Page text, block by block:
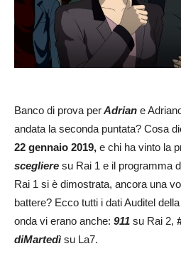
Banco di prova perAdrian e
andata la seconda puntata? Cosa
22 gennaio 2019, e chi ha vinto la
scegliere su Rai 1 e il programma
Rai 1 si è dimostrata, ancora una
battere? Ecco tutti i dati Auditel
onda vi erano anche: 911 su Rai 2,
diMartedì su La7.